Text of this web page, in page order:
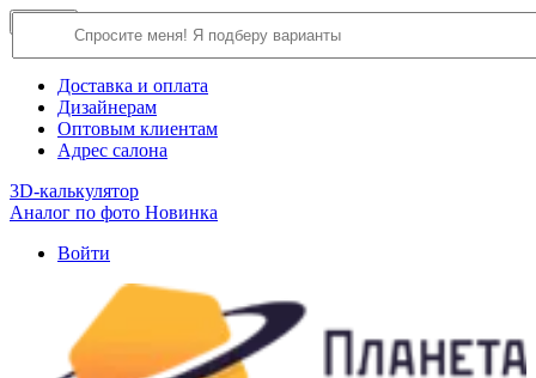
О компании
Доставка и оплата
Дизайнерам
Оптовым клиентам
Адрес салона
3D-калькулятор
Аналог по фото Новинка
Войти